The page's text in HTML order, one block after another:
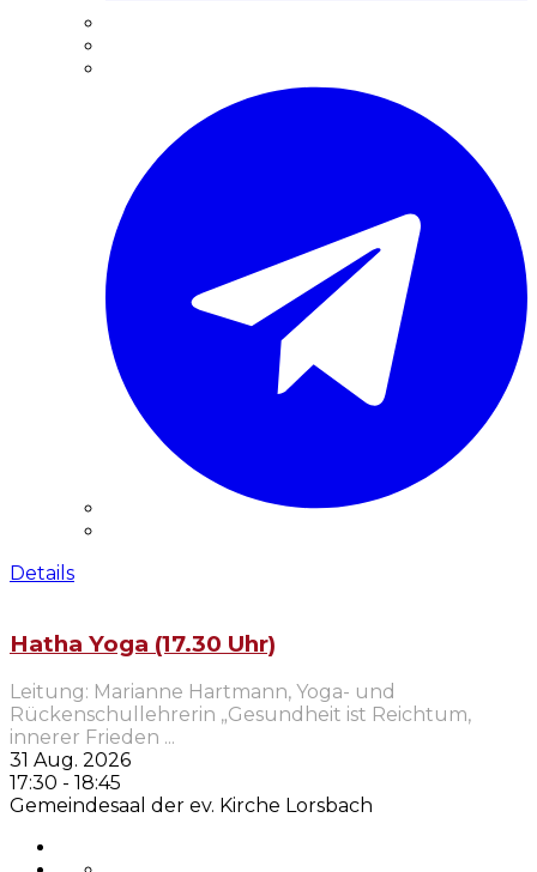
Details
Hatha Yoga (17.30 Uhr)
Leitung: Marianne Hartmann, Yoga- und
Rückenschullehrerin „Gesundheit ist Reichtum,
innerer Frieden ...
31 Aug. 2026
17:30 - 18:45
Gemeindesaal der ev. Kirche Lorsbach